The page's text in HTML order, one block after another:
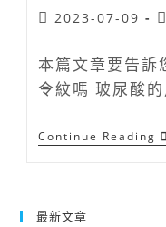
2023-07-09
本篇文章要告訴
令紋嗎 玻尿酸
Continue Reading
最新文章